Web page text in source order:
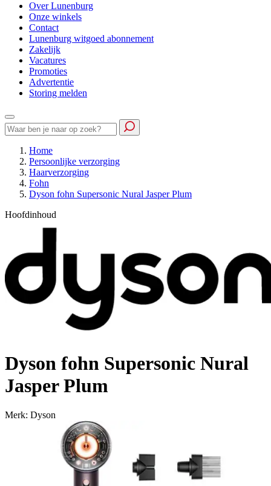
Over Lunenburg
Onze winkels
Contact
Lunenburg witgoed abonnement
Zakelijk
Vacatures
Promoties
Advertentie
Storing melden
Home
Persoonlijke verzorging
Haarverzorging
Fohn
Dyson fohn Supersonic Nural Jasper Plum
Hoofdinhoud
Dyson fohn Supersonic Nural
Jasper Plum
Merk: Dyson